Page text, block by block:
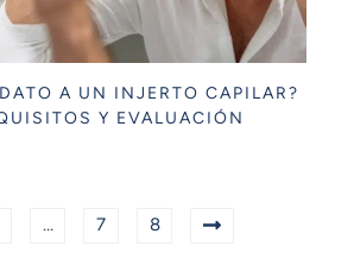
A UN INJERTO CAPILAR?
Y EVALUACIÓN
… 7 8